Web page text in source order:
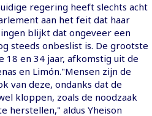
regering heeft slechts acht
aan het feit dat haar
blijkt dat ongeveer een
steeds onbeslist is. De grootste
18 en 34 jaar, afkomstig uit de
en Limón."Mensen zijn de
van deze, ondanks dat de
kloppen, zoals de noodzaak
herstellen," aldus Yheison